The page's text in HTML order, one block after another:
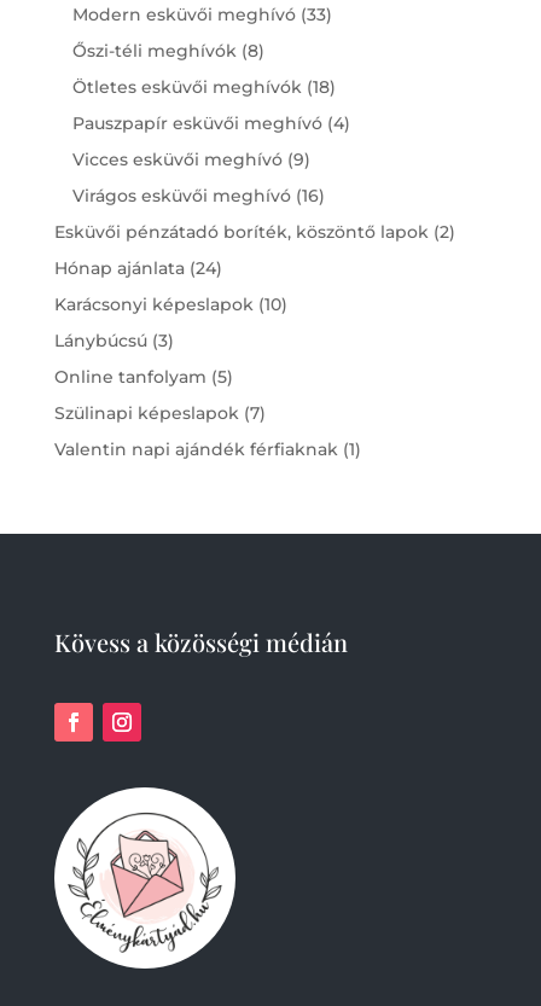
Modern esküvői meghívó 3333
Őszi-téli meghívók 88
products
Ötletes esküvői meghívók 1818
products
Pauszpapír esküvői meghívó 44
Vicces esküvői meghívó 99
products
Virágos esküvői meghívó 1616
products
Esküvői pénzátadó boríték, köszöntő lapok 22
Hónap ajánlata 2424
products
Karácsonyi képeslapok 1010
Lánybúcsú 33
products
Online tanfolyam 55
products
Szülinapi képeslapok 77
products
Valentin napi ajándék férfiaknak 11
Kövess a közösségi médián